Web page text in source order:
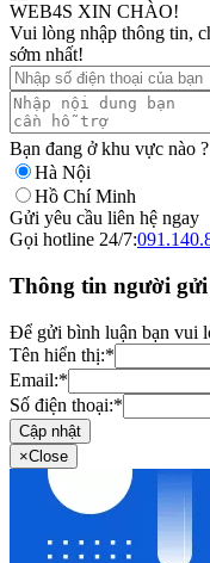
WEB4S XIN CHÀO!
Vui lòng nhập thông tin,
sớm nhất!
Bạn đang ở khu vực nào ?
Hà Nội
Hồ Chí Minh
Gửi yêu cầu liên hệ ngay
Gọi hotline 24/7:
Thông tin người gửi
Để gửi bình luận bạn vui
Tên hiển thị:*
Email:*
Số điện thoại:*
Cập nhật
×Close